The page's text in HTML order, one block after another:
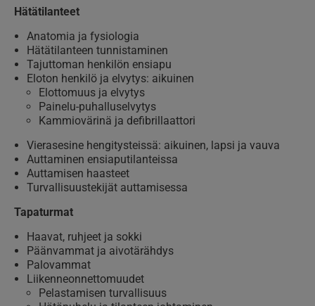
Hätätilanteet
Anatomia ja fysiologia
Hätätilanteen tunnistaminen
Tajuttoman henkilön ensiapu
Eloton henkilö ja elvytys: aikuinen
Elottomuus ja elvytys
Painelu-puhalluselvytys
Kammiovärinä ja defibrillaattori
Vierasesine hengitysteissä: aikuinen, lapsi ja vauva
Auttaminen ensiaputilanteissa
Auttamisen haasteet
Turvallisuustekijät auttamisessa
Tapaturmat
Haavat, ruhjeet ja sokki
Päänvammat ja aivotärähdys
Palovammat
Liikenneonnettomuudet
Pelastamisen turvallisuus